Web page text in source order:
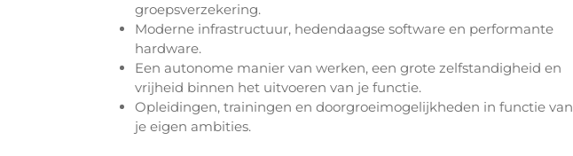
groepsverzekering.
Moderne infrastructuur, hedendaagse software en performante
hardware.
Een autonome manier van werken, een grote zelfstandigheid en
vrijheid binnen het uitvoeren van je functie.
Opleidingen, trainingen en doorgroeimogelijkheden in functie van
je eigen ambities.